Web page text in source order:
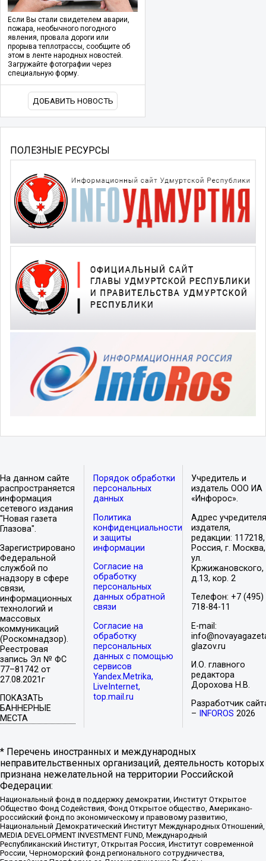
Если Вы стали свидетелем аварии,
пожара, необычного погодного
явления, провала дороги или
прорыва теплотрассы, сообщите об
этом в ленте народных новостей.
Загружайте фотографии через
специальную форму.
ДОБАВИТЬ НОВОСТЬ
ПОЛЕЗНЫЕ РЕСУРСЫ
На данном сайте
распространяется
информация
сетевого издания
"Новая газета
Глазова".
Зарегистрировано
Федеральной
службой по
надзору в сфере
связи,
информационных
технологий и
массовых
коммуникаций
(Роскомнадзор).
Реестровая
запись Эл № ФС
77–81742 от
27.08.2021г
ПОКАЗАТЬ
БАННЕРНЫЕ
МЕСТА
Порядок обработки
персональных
данных
Политика
конфиденциальности
и защиты
информации
Согласие на
обработку
персональных
данных обратной
связи
Согласие на
обработку
персональных
данных с помощью
сервисов
Yandex.Metrika,
LiveInternet,
top.mail.ru
Учредитель и
издатель ООО ИА
«Инфорос».
Адрес
издателя,
редакции: 117218,
Россия, г. Москва,
ул.
Кржижановского,
д.13, кор. 2
Телефон: +7 (495)
718-84-11
E-mail:
glazov.ru
И.О. главного
редактора
Дорохова Н.В.
Разработчик
–
INFOROS 2026
* Перечень иностранных и международных
неправительственных организаций, деятельность которых
признана нежелательной на территории Российской
Федерации:
Национальный фонд в поддержку демократии, Институт Открытое
Общество Фонд Содействия, Фонд Открытое общество, Американо-
российский фонд по экономическому и правовому развитию,
Национальный Демократический Институт Международных Отношений,
MEDIA DEVELOPMENT INVESTMENT FUND, Международный
Республиканский Институт, Открытая Россия, Институт современной
России, Черноморский фонд регионального сотрудничества,